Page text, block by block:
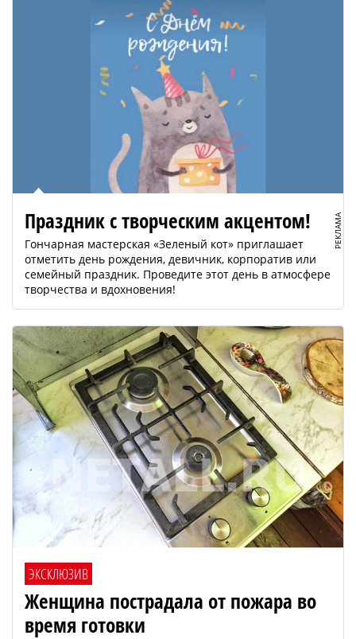
РЕКЛАМА
Праздник с творческим акцентом!
Гончарная мастерская «Зеленый кот» приглашает
отметить день рождения, девичник, корпоратив или
семейный праздник. Проведите этот день в атмосфере
творчества и вдохновения!
ЭКСКЛЮЗИВ
Женщина пострадала от пожара во
время готовки